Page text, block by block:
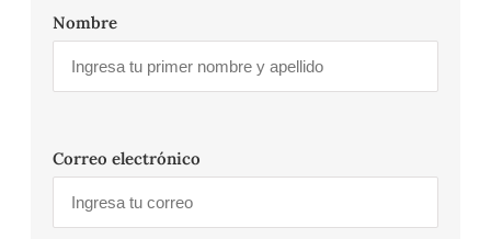
Nombre
Correo electrónico